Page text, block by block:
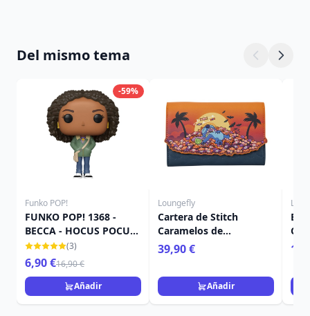
Del mismo tema
-59%
Funko POP!
FUNKO POP! 1368 -
BECCA - HOCUS POCUS
2
(3)
6,90 €16,90 €
Añadir
Loungefly
Cartera de Stitch
Caramelos de
Halloween - Disney
Loungefly
39,90 €
Añadir
-